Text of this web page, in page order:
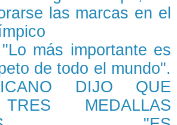
las marcas en el
más importante es
de todo el mundo".
DIJO QUE
MEDALLAS